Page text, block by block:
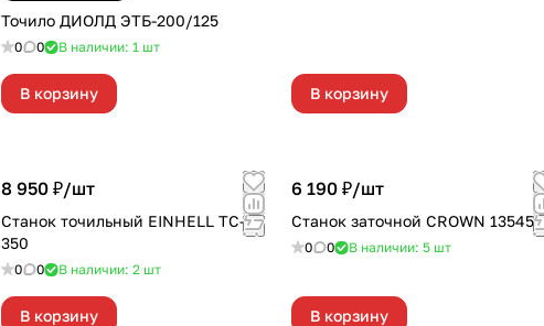
Точило ДИОЛД ЭТБ-200/125
0 0 В наличии: 1 шт
В корзину В корзину
8 950 ₽/шт
Станок точильный EINHELL TC-US
350
0 0 В наличии: 2 шт
В корзину
6 190 ₽/шт
Станок заточной CROWN 13545L
0 0 В наличии: 5 шт
В корзину